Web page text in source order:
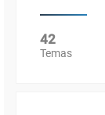
42
Temas